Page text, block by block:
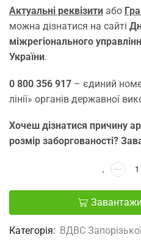
Актуальні реквізити або
можна дізнатися на сайті
міжрегіонального
України.
0 800 356 917 – єдиний
лінії» органів державної
Хочеш дізнатися причину
розмір заборгованості?
Категорія: ВДВС